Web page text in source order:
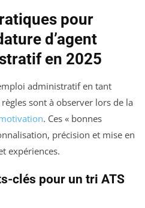
pour
d’agent
en 2025
administratif en tant
règles sont à observer lors de la
. Ces « bonnes
précision et mise en
expériences.
clés pour un tri ATS